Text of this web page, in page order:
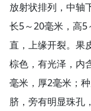
放射状排列，中轴
长5～20毫米，高
直，上缘开裂。果
棕色，有光泽，内
毫米，厚2毫米；
脐，旁有明显珠孔